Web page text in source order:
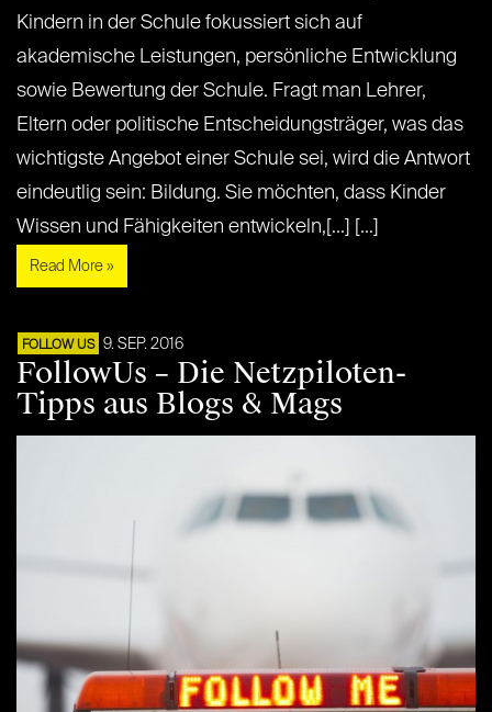
Kindern in der Schule fokussiert sich auf
akademische Leistungen, persönliche Entwicklung
sowie Bewertung der Schule. Fragt man Lehrer,
Eltern oder politische Entscheidungsträger, was das
wichtigste Angebot einer Schule sei, wird die Antwort
eindeutlig sein: Bildung. Sie möchten, dass Kinder
Wissen und Fähigkeiten entwickeln,[...] [...]
Read More »
FOLLOW US 9. SEP. 2016
FollowUs – Die Netzpiloten-
Tipps aus Blogs & Mags